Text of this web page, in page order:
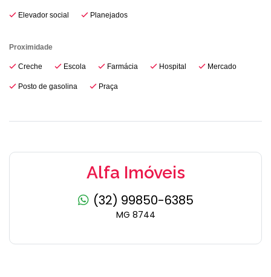
Elevador social Planejados
Proximidade
Creche Escola Farmácia Hospital Mercado
Posto de gasolina Praça
Alfa Imóveis
(32) 99850-6385
MG 8744